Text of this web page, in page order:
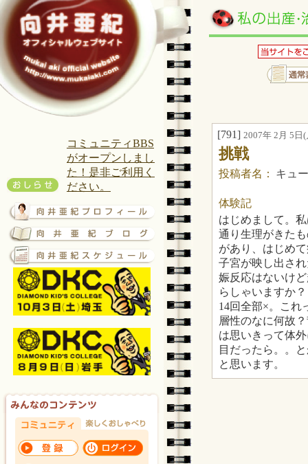
コミュニティBBS
がオープンしまし
た！是非ご利用く
ださい。
[791] 2007年 2月 5日
挑戦
投稿者名： キュ
体験記
はじめまして。
通り生理がきた
があり、はじめ
子宮が映し出さ
娠反応はないけ
らしゃいますか
14回全部×。これ
層性のなに何故
は思いきって体
目だったら。。
と思います。